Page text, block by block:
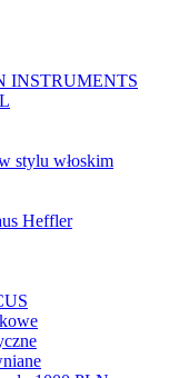
INSTRUMENTS
stylu włoskim
Heffler